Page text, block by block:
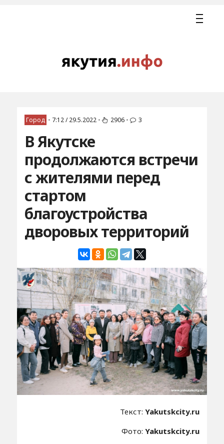
Город • 7:12 / 29.5.2022 • 2906 • 3
В Якутске
продолжаются встречи
с жителями перед
стартом
благоустройства
дворовых территорий
Текст:Yakutskcity.ru
Фото:Yakutskcity.ru